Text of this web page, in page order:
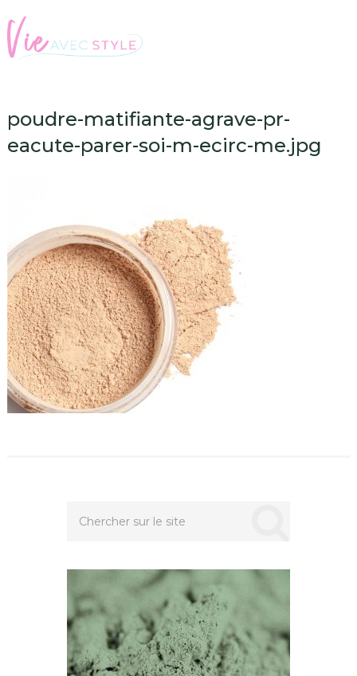
poudre-matifiante-agrave-pr-
eacute-parer-soi-m-ecirc-me.jpg